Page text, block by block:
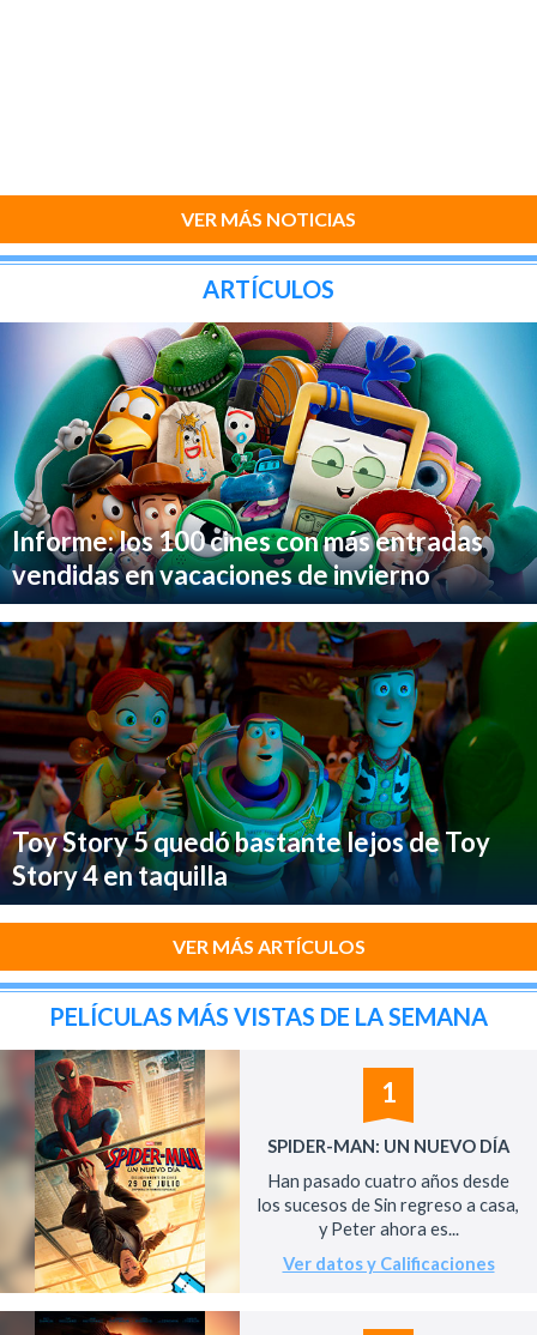
VER MÁS NOTICIAS
ARTÍCULOS
Informe: los 100 cines con más entradas
vendidas en vacaciones de invierno
Toy Story 5 quedó bastante lejos de Toy
Story 4 en taquilla
VER MÁS ARTÍCULOS
PELÍCULAS MÁS VISTAS DE LA SEMANA
1
SPIDER-MAN: UN NUEVO DÍA
Han pasado cuatro años desde
los sucesos de Sin regreso a casa,
y Peter ahora es...
Ver datos y Calificaciones